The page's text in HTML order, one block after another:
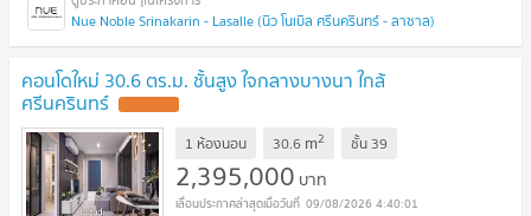
Nue Noble Srinakarin - Lasalle (นิว โนเบิล ศรีนครินทร์ - ลาซาล)
คอนโดใหม่ 30.6 ตร.ม. ชั้นสูง ใจกลางบางนา ใกล้
ศรีนครินทร์
1 ห้องนอน 30.6 m2 ชั้น 39
2,395,000 บาท
09/08/2026 4:40:01